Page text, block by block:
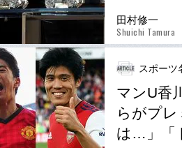
田村修一
Shuichi Tamura
スポーツ
マンU香
らがプ
は…」「